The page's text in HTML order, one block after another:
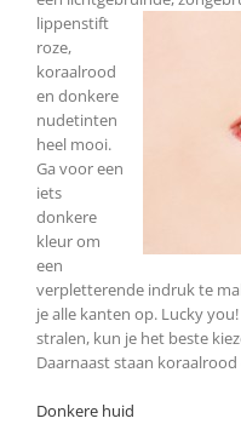
lippenstift
roze,
koraalrood
en donkere
nudetinten
heel mooi.
Ga voor een
iets
donkere
kleur om
een
verpletterende indruk te
je alle kanten op. Lucky
stralen, kun je het beste
Daarnaast staan
Donkere huid